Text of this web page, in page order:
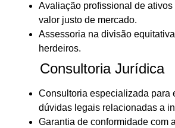
Avaliação profissional de ativos
valor justo de mercado.
Assessoria na divisão
herdeiros.
Consultoria Jurídica
Consultoria especializada para
dúvidas legais relacionadas a
Garantia de conformidade com